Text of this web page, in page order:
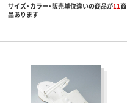
サイズ・カラー・販売単位違いの商品が11商
品あります